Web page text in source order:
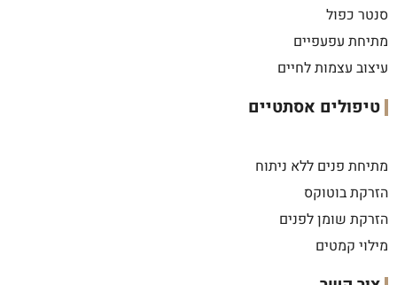
סנטר כפול
מתיחת עפעפיים
עיצוב עצמות לחיים
טיפולים אסתטיים
מתיחת פנים ללא ניתוח
הזרקת בוטוקס
הזרקת שומן לפנים
מילוי קמטים